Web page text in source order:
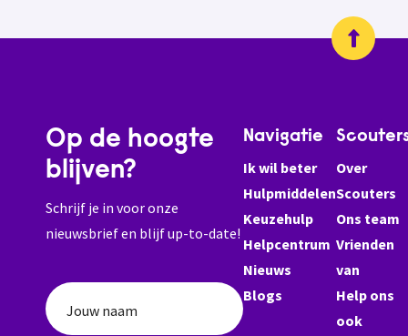
Op de hoogte
blijven?
Schrijf je in voor onze
nieuwsbrief en blijf up-to-date!
Jouw naam
Navigatie
Ik wil beter
Hulpmiddelen
Keuzehulp
Helpcentrum
Nieuws
Blogs
Over
Scouters
Ons team
Vrienden
van
Help ons
ook